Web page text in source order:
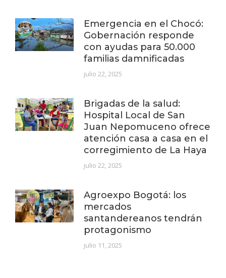
Emergencia en el Chocó:
Gobernación responde
con ayudas para 50.000
familias damnificadas
julio 22, 2025
Brigadas de la salud:
Hospital Local de San
Juan Nepomuceno ofrece
atención casa a casa en el
corregimiento de La Haya
julio 22, 2025
Agroexpo Bogotá: los
mercados
santandereanos tendrán
protagonismo
julio 11, 2025